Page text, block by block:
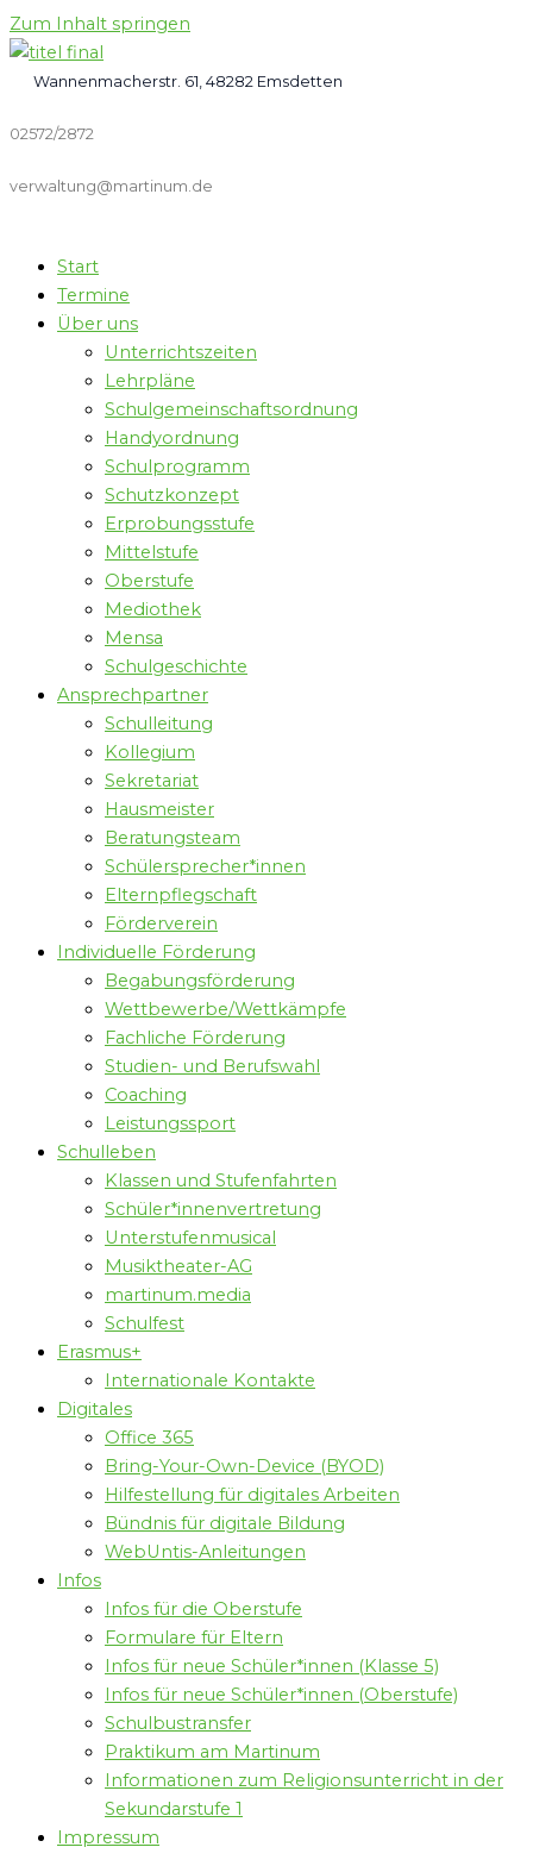
Zum Inhalt springen
Wannenmacherstr. 61, 48282 Emsdetten
02572/2872
verwaltung@martinum.de
Start
Termine
Über uns
Unterrichtszeiten
Lehrpläne
Schulgemeinschaftsordnung
Handyordnung
Schulprogramm
Schutzkonzept
Erprobungsstufe
Mittelstufe
Oberstufe
Mediothek
Mensa
Schulgeschichte
Ansprechpartner
Schulleitung
Kollegium
Sekretariat
Hausmeister
Beratungsteam
Schülersprecher*innen
Elternpflegschaft
Förderverein
Individuelle Förderung
Begabungsförderung
Wettbewerbe/Wettkämpfe
Fachliche Förderung
Studien- und Berufswahl
Coaching
Leistungssport
Schulleben
Klassen und Stufenfahrten
Schüler*innenvertretung
Unterstufenmusical
Musiktheater-AG
martinum.media
Schulfest
Erasmus+
Internationale Kontakte
Digitales
Office 365
Bring-Your-Own-Device (BYOD)
Hilfestellung für digitales Arbeiten
Bündnis für digitale Bildung
WebUntis-Anleitungen
Infos
Infos für die Oberstufe
Formulare für Eltern
Infos für neue Schüler*innen (Klasse 5)
Infos für neue Schüler*innen (Oberstufe)
Schulbustransfer
Praktikum am Martinum
Informationen zum Religionsunterricht in der
Sekundarstufe 1
Impressum